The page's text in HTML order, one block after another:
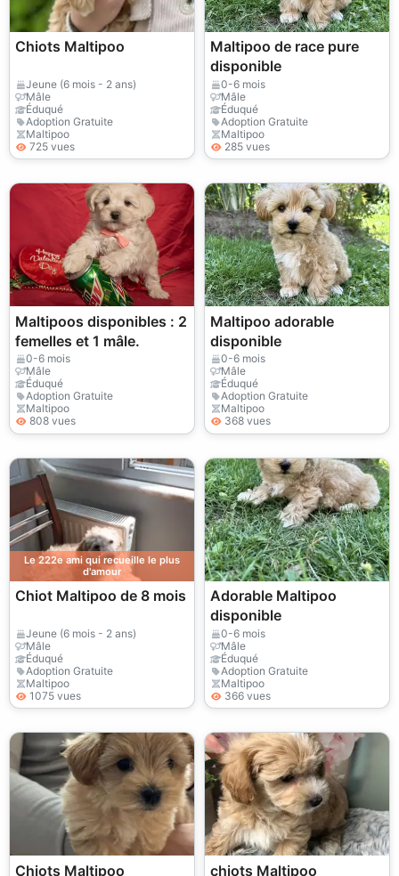
Chiots Maltipoo
Jeune (6 mois - 2 ans)
Mâle
Éduqué
Adoption Gratuite
Maltipoo
725 vues
Maltipoo de race pure
disponible
0-6 mois
Mâle
Éduqué
Adoption Gratuite
Maltipoo
285 vues
Maltipoos disponibles : 2
femelles et 1 mâle.
0-6 mois
Mâle
Éduqué
Adoption Gratuite
Maltipoo
808 vues
Maltipoo adorable
disponible
0-6 mois
Mâle
Éduqué
Adoption Gratuite
Maltipoo
368 vues
Le 222e ami qui recueille le plus
d'amour
Chiot Maltipoo de 8 mois
Jeune (6 mois - 2 ans)
Mâle
Éduqué
Adoption Gratuite
Maltipoo
1075 vues
Adorable Maltipoo
disponible
0-6 mois
Mâle
Éduqué
Adoption Gratuite
Maltipoo
366 vues
Chiots Maltipoo chiots Maltipoo